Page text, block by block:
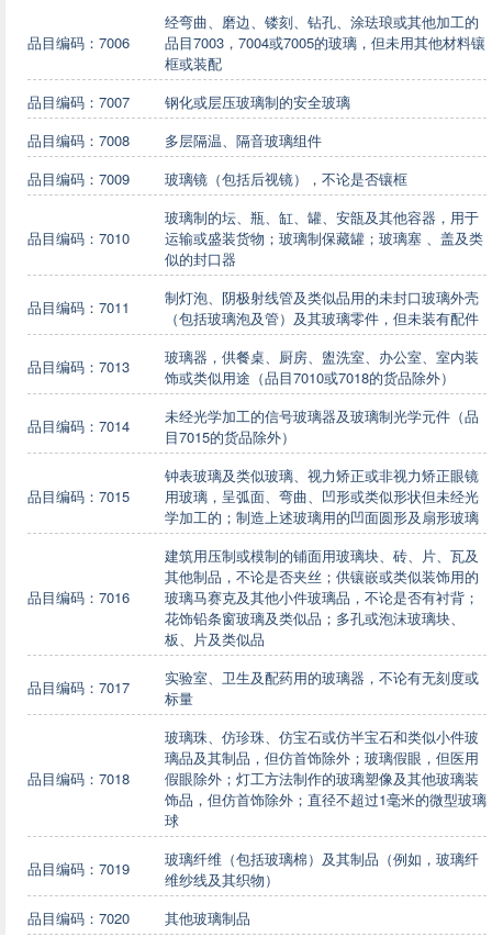
品目编码：7006
经弯曲、磨边、镂刻、钻孔、涂珐琅或其他加工的
品目7003，7004或7005的玻璃，但未用其他材料镶
框或装配
品目编码：7007
钢化或层压玻璃制的安全玻璃
品目编码：7008
多层隔温、隔音玻璃组件
品目编码：7009
玻璃镜（包括后视镜），不论是否镶框
品目编码：7010
玻璃制的坛、瓶、缸、罐、安瓿及其他容器，用于
运输或盛装货物；玻璃制保藏罐；玻璃塞 、盖及类
似的封口器
品目编码：7011
制灯泡、阴极射线管及类似品用的未封口玻璃外壳
（包括玻璃泡及管）及其玻璃零件，但未装有配件
品目编码：7013
玻璃器，供餐桌、厨房、盥洗室、办公室、室内装
饰或类似用途（品目7010或7018的货品除外）
品目编码：7014
未经光学加工的信号玻璃器及玻璃制光学元件（品
目7015的货品除外）
品目编码：7015
钟表玻璃及类似玻璃、视力矫正或非视力矫正眼镜
用玻璃，呈弧面、弯曲、凹形或类似形状但未经光
学加工的；制造上述玻璃用的凹面圆形及扇形玻璃
品目编码：7016
建筑用压制或模制的铺面用玻璃块、砖、片、瓦及
其他制品，不论是否夹丝；供镶嵌或类似装饰用的
玻璃马赛克及其他小件玻璃品，不论是否有衬背；
花饰铅条窗玻璃及类似品；多孔或泡沫玻璃块、
板、片及类似品
品目编码：7017
实验室、卫生及配药用的玻璃器，不论有无刻度或
标量
品目编码：7018
玻璃珠、仿珍珠、仿宝石或仿半宝石和类似小件玻
璃品及其制品，但仿首饰除外；玻璃假眼，但医用
假眼除外；灯工方法制作的玻璃塑像及其他玻璃装
饰品，但仿首饰除外；直径不超过1毫米的微型玻璃
球
品目编码：7019
玻璃纤维（包括玻璃棉）及其制品（例如，玻璃纤
维纱线及其织物）
品目编码：7020
其他玻璃制品